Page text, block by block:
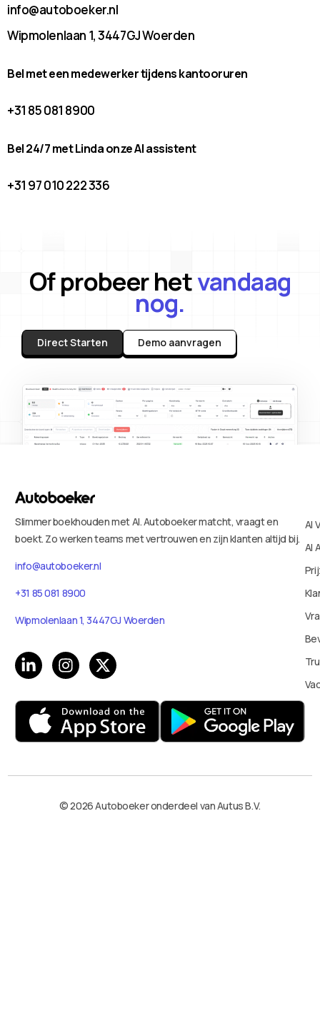
info@autoboeker.nl
Wipmolenlaan 1, 3447GJ Woerden
Bel met een medewerker tijdens kantooruren
+31 85 081 8900
Bel 24/7 met Linda onze AI assistent
+31 97 010 222 336
Of probeer hetvandaag
nog.
Direct Starten Demo aanvragen
Slimmer boekhouden met AI. Autoboeker matcht, vraagt en
boekt. Zo werken teams met vertrouwen en zijn klanten altijd bij.
info@autoboeker.nl
+31 85 081 8900
Wipmolenlaan 1, 3447GJ Woerden
AI
AI
© 2026 Autoboeker onderdeel van Autus B.V.